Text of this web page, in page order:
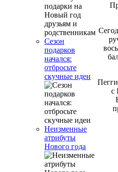
Сезон
подарков
начался:
отбросьте
скучные идеи
Неизменные
атрибуты
Нового года
с